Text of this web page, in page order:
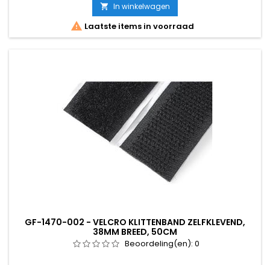
 In winkelwagen
 Laatste items in voorraad
GF-1470-002 - VELCRO KLITTENBAND ZELFKLEVEND,
38MM BREED, 50CM
Beoordeling(en): 0